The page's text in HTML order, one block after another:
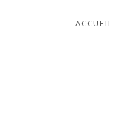
ACCUEIL